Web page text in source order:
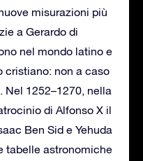
misurazioni più
a Gerardo di
nel mondo latino e
cristiano: non a caso
Nel 1252–1270, nella
di Alfonso X il
Ben Sid e Yehuda
tabelle astronomiche